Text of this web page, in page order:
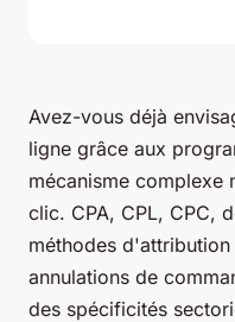
Avez-vous déjà
ligne grâce aux
mécanisme complexe
clic. CPA, CPL, CPC,
méthodes
annulations de
des spécificités